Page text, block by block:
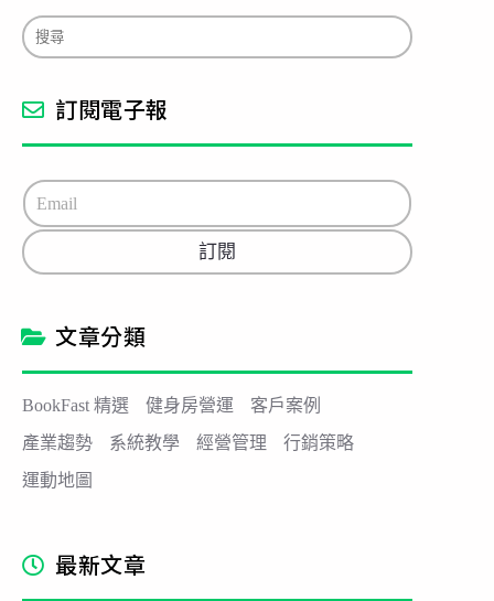
訂閱電子報
E
m
a
i
訂閱
文章分類
BookFast 精選 健身房營運
客戶案例
產業趨勢
系統教學 經營管理
行銷策略
運動地圖
最新文章